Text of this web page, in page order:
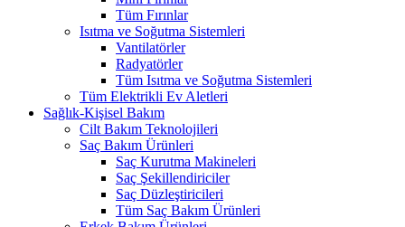
Tüm Fırınlar
Isıtma ve Soğutma Sistemleri
Vantilatörler
Radyatörler
Tüm Isıtma ve Soğutma Sistemleri
Tüm Elektrikli Ev Aletleri
Sağlık-Kişisel Bakım
Cilt Bakım Teknolojileri
Saç Bakım Ürünleri
Saç Kurutma Makineleri
Saç Şekillendiriciler
Saç Düzleştiricileri
Tüm Saç Bakım Ürünleri